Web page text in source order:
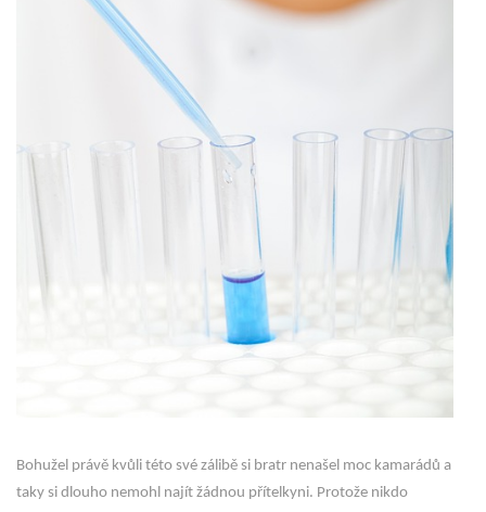
Bohužel právě kvůli této své zálibě si bratr nenašel moc kamarádů a
taky si dlouho nemohl najít žádnou přítelkyni. Protože nikdo